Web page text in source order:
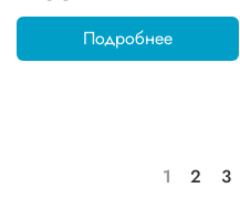
Подробнее
1 2 3